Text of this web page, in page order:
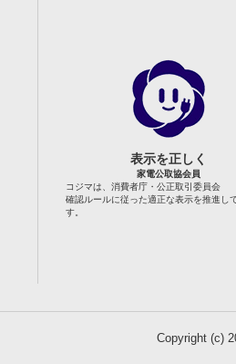
表示を正しく
家電公取協会員
コジマは、消費者庁・公正取引委員会
確認ルールに従った適正な表示を推進し
す。
Copyright (c)